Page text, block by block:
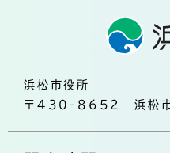
浜松市役所
〒430-8652 浜松市